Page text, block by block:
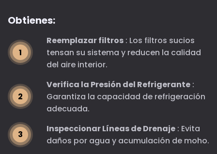
Obtienes:
Reemplazar filtros: Los filtros sucios
tensan su sistema y reducen la calidad
del aire interior.
Verifica la Presión del Refrigerante:
Garantiza la capacidad de refrigeración
adecuada.
Inspeccionar Líneas de Drenaje: Evita
daños por agua y acumulación de moho.